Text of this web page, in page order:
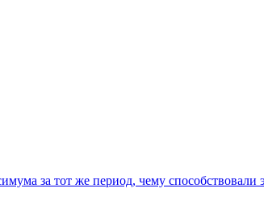
за тот же период, чему способствовали